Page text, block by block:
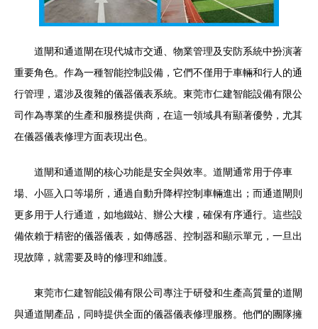
道閘和通道閘在現代城市交通、物業管理及安防系統中扮演著
重要角色。作為一種智能控制設備，它們不僅用于車輛和行人的通
行管理，還涉及復雜的儀器儀表系統。東莞市仁建智能設備有限公
司作為專業的生產和服務提供商，在這一領域具有顯著優勢，尤其
在儀器儀表修理方面表現出色。
道閘和通道閘的核心功能是安全與效率。道閘通常用于停車
場、小區入口等場所，通過自動升降桿控制車輛進出；而通道閘則
更多用于人行通道，如地鐵站、辦公大樓，確保有序通行。這些設
備依賴于精密的儀器儀表，如傳感器、控制器和顯示單元，一旦出
現故障，就需要及時的修理和維護。
東莞市仁建智能設備有限公司專注于研發和生產高質量的道閘
與通道閘產品，同時提供全面的儀器儀表修理服務。他們的團隊擁